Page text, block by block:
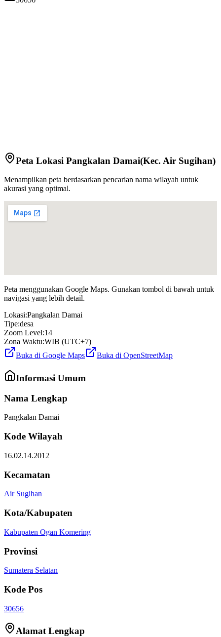
Peta Lokasi Pangkalan Damai(Kec. Air Sugihan)
Menampilkan peta berdasarkan pencarian nama wilayah untuk
akurasi yang optimal.
Peta menggunakan Google Maps. Gunakan tombol di bawah untuk
navigasi yang lebih detail.
Lokasi:Pangkalan Damai
Tipe:desa
Zoom Level:14
Zona Waktu:WIB (UTC+7)
Buka di Google Maps
Buka di OpenStreetMap
Informasi Umum
Nama Lengkap
Pangkalan Damai
Kode Wilayah
16.02.14.2012
Kecamatan
Air Sugihan
Kota/Kabupaten
Kabupaten Ogan Komering
Provinsi
Sumatera Selatan
Kode Pos
30656
Alamat Lengkap